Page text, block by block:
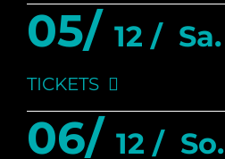
05/ 12 / Sa.
TICKETS
06/ 12 / So.